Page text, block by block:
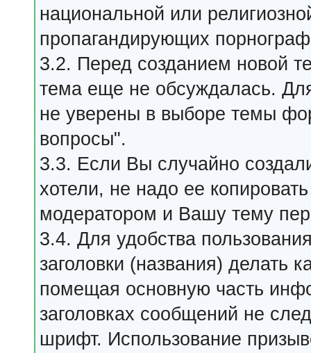
национальной или
пропагандирующих
3.2. Перед созданием новой
тема еще не обсуждалась.
не уверены в выборе темы
вопросы".
3.3. Если Вы случайно
хотели, не надо ее
модератором и Вашу тему
3.4. Для удобства
заголовки (названия) делать
помещая основную часть
заголовках сообщений не
шрифт. Использование